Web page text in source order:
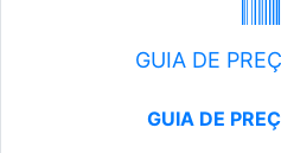
GUIA DE
GUIA DE